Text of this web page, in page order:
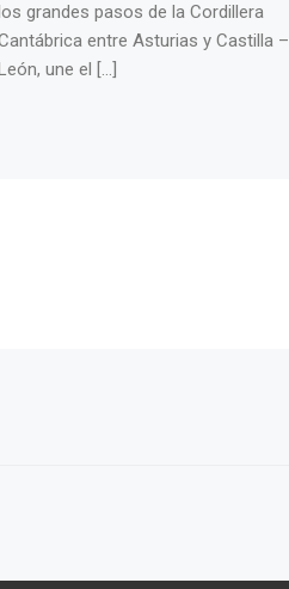
los grandes pasos de la Cordillera
entre Asturias y Castilla –
León, une el […]